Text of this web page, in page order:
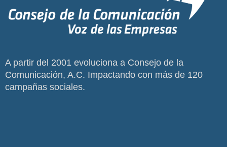
A partir del 2001 evoluciona a Consejo de la
Comunicación, A.C. Impactando con más de 120
campañas sociales.